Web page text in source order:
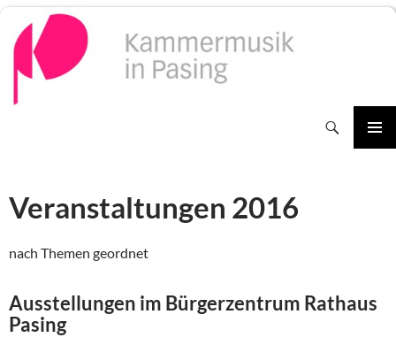
Inhalt
springen
Veranstaltungen 2016
nach Themen geordnet
Ausstellungen im Bürgerzentrum Rathaus
Pasing